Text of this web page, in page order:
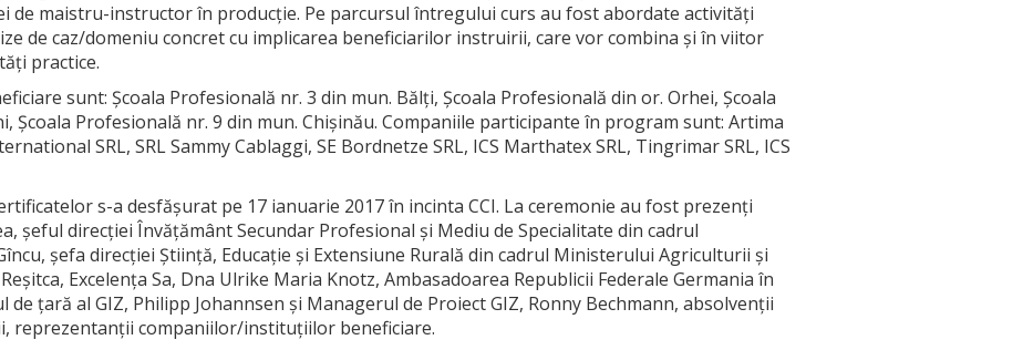
de maistru-instructor în producție. Pe parcursul întregului curs au fost abordate activități
de caz/domeniu concret cu implicarea beneficiarilor instruirii, care vor combina și în viitor
practice.
sunt: Școala Profesională nr. 3 din mun. Bălți, Școala Profesională din or. Orhei, Școala
Școala Profesională nr. 9 din mun. Chișinău. Companiile participante în program sunt: Artima
SRL, SRL Sammy Cablaggi, SE Bordnetze SRL, ICS Marthatex SRL, Tingrimar SRL, ICS
s-a desfășurat pe 17 ianuarie 2017 în incinta CCI. La ceremonie au fost prezenți
șeful direcției Învățământ Secundar Profesional și Mediu de Specialitate din cadrul
şefa direcţiei Ştiinţă, Educaţie şi Extensiune Rurală din cadrul Ministerului Agriculturii și
Excelenţa Sa, Dna Ulrike Maria Knotz, Ambasadoarea Republicii Federale Germania în
de ţară al GIZ, Philipp Johannsen și Managerul de Proiect GIZ, Ronny Bechmann, absolvenții
reprezentanții companiilor/instituțiilor beneficiare.